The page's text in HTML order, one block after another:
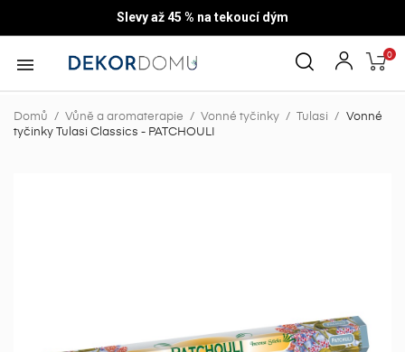
Slevy až 45 % na tekoucí dým
 0
Domů Vůně a aromaterapie Vonné tyčinky Tulasi
Vonné
tyčinky Tulasi Classics - PATCHOULI